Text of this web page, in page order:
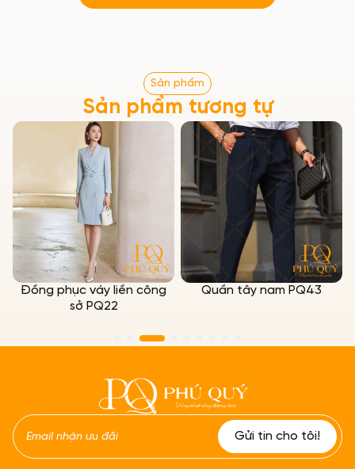
Sản phẩm
Sản phẩm tương tự
Đồng phục váy liền công
sở PQ22
Quần tây nam PQ43